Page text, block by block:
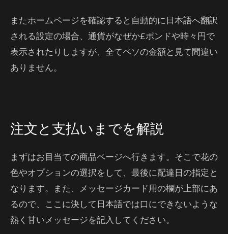
またホームページを確認すると自動的に日本語へ翻訳
される設定の場合、通貨がなぜか£ポンドや時々円で
表示されたりしますが、全てペソの金額と見て間違い
ありません。
注文と支払いまでを解説
まずはお目当ての商品ページへ行きます。そこで花の
色やオプションの選択をして、最後に配達日の指定と
なります。また、メッセージカード用の欄が上部にあ
るので、ここに決して日本語では口にできないような
熱く甘いメッセージを記入してください。